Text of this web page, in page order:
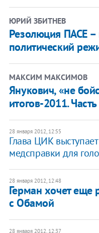
ЮРИЙ ЗБИТНЕВ
Резолюция ПАСЕ –
политический
МАКСИМ МАКСИМОВ
Янукович, «не
итогов-2011.
28 января 2012, 12:55
​Глава ЦИК
медсправки для
28 января 2012, 12:48
​Герман хочет еще
с Обамой
28 января 2012, 12:37